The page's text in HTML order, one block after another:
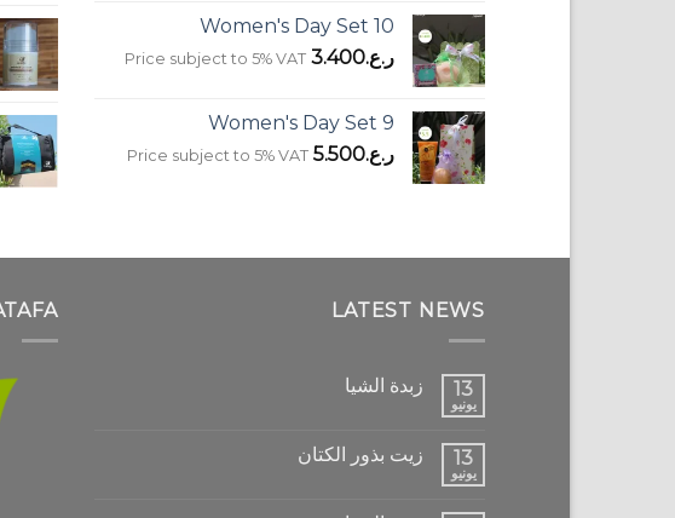
Women's Day Set 10
ر.ع.3.400
Price subject to 5% VAT
Women's Day Set 9
ر.ع.5.500
Price subject to 5% VAT
LATEST NEWS
13
يونيو
زبدة الشيا
13
يونيو
زيت بذور الكتان